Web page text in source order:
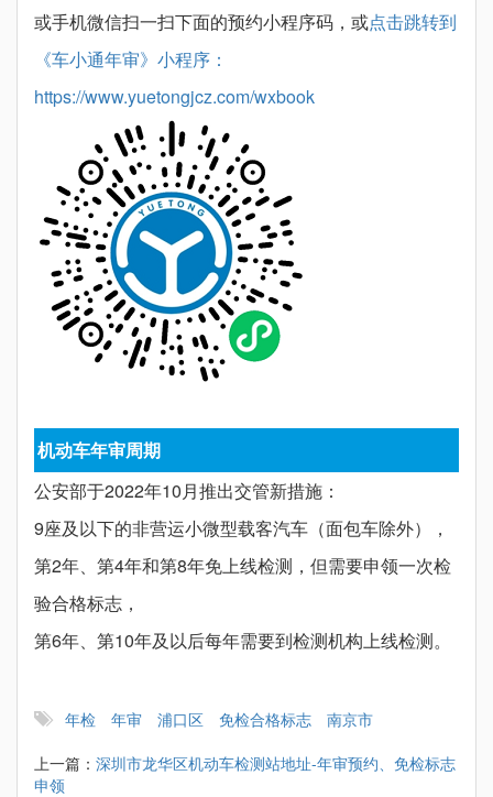
或手机微信扫一扫下面的预约小程序码，或点击跳转到
《车小通年审》小程序：
https://www.yuetongjcz.com/wxbook
机动车年审周期
公安部于2022年10月推出交管新措施：
9座及以下的非营运小微型载客汽车（面包车除外），
第2年、第4年和第8年免上线检测，但需要申领一次检
验合格标志，
第6年、第10年及以后每年需要到检测机构上线检测。
年检 年审 浦口区 免检合格标志
南京市
上一篇： 深圳市龙华区机动车检测站地址-年审预约、免检标志
申领